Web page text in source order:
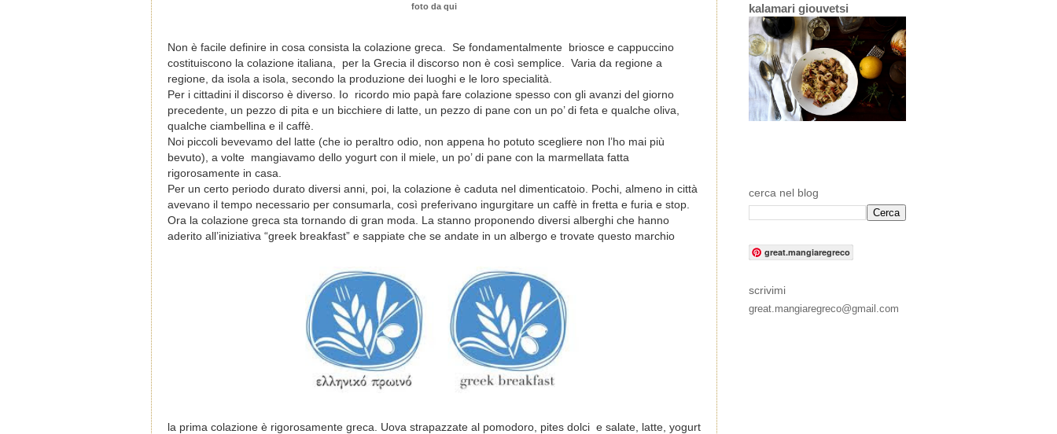
foto da qui
Non è facile definire in cosa consista la colazione greca. Se fondamentalmente briosce e cappuccino
costituiscono la colazione italiana, per la Grecia il discorso non è così semplice. Varia da regione a
regione, da isola a isola, secondo la produzione dei luoghi e le loro specialità.
Per i cittadini il discorso è diverso. Io ricordo mio papà fare colazione spesso con gli avanzi del giorno
precedente, un pezzo di pita e un bicchiere di latte, un pezzo di pane con un po’ di feta e qualche oliva,
qualche ciambellina e il caffè.
Noi piccoli bevevamo del latte (che io peraltro odio, non appena ho potuto scegliere non l’ho mai più
bevuto), a volte mangiavamo dello yogurt con il miele, un po’ di pane con la marmellata fatta
rigorosamente in casa.
Per un certo periodo durato diversi anni, poi, la colazione è caduta nel dimenticatoio. Pochi, almeno in città
avevano il tempo necessario per consumarla, così preferivano ingurgitare un caffè in fretta e furia e stop.
Ora la colazione greca sta tornando di gran moda. La stanno proponendo diversi alberghi che hanno
aderito all’iniziativa “greek breakfast” e sappiate che se andate in un albergo e trovate questo marchio
la prima colazione è rigorosamente greca. Uova strapazzate al pomodoro, pites dolci e salate, latte, yogurt
kalamari giouvetsi
cerca nel blog
great.mangiaregreco
scrivimi
great.mangiaregreco@gmail.com